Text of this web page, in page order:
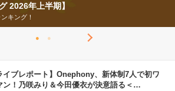
2026年上半期】
キング！
イブレポート】Onephony、新体制7人で初ワ
ン！乃咲みり＆今田優衣が決意語る＜